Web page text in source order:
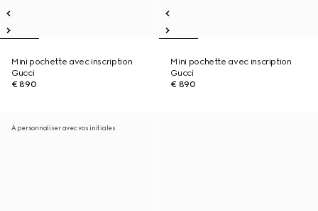
Mini pochette avec inscription
Gucci
€ 890
Mini pochette avec inscription
Gucci
€ 890
À personnaliser avec vos initiales